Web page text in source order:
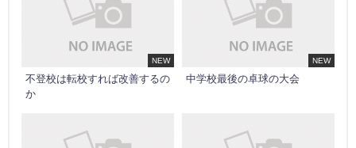
NEW
不登校は転校すれば改善するの
か
NEW
中学校最後の卓球の大会